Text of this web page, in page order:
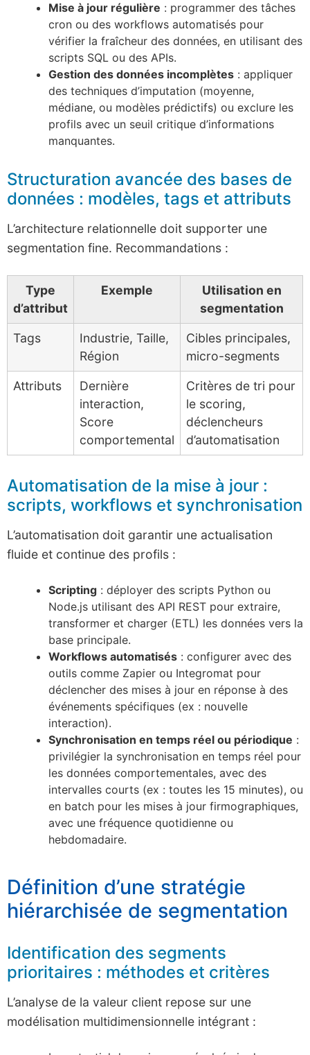
Mise à jour régulière : programmer des tâches
cron ou des workflows automatisés pour
vérifier la fraîcheur des données, en utilisant des
scripts SQL ou des APIs.
Gestion des données incomplètes : appliquer
des techniques d’imputation (moyenne,
médiane, ou modèles prédictifs) ou exclure les
profils avec un seuil critique d’informations
manquantes.
Structuration avancée des bases de
données : modèles, tags et attributs
L’architecture relationnelle doit supporter une
segmentation fine. Recommandations :
Type
d’attribut
Exemple
Utilisation en
segmentation
Tags
Industrie, Taille,
Région
Cibles principales,
micro-segments
Attributs
Dernière
interaction,
Score
comportemental
Critères de tri pour
le scoring,
déclencheurs
d’automatisation
Automatisation de la mise à jour :
scripts, workflows et synchronisation
L’automatisation doit garantir une actualisation
fluide et continue des profils :
Scripting : déployer des scripts Python ou
Node.js utilisant des API REST pour extraire,
transformer et charger (ETL) les données vers la
base principale.
Workflows automatisés : configurer avec des
outils comme Zapier ou Integromat pour
déclencher des mises à jour en réponse à des
événements spécifiques (ex : nouvelle
interaction).
Synchronisation en temps réel ou périodique :
privilégier la synchronisation en temps réel pour
les données comportementales, avec des
intervalles courts (ex : toutes les 15 minutes), ou
en batch pour les mises à jour firmographiques,
avec une fréquence quotidienne ou
hebdomadaire.
Définition d’une stratégie
hiérarchisée de segmentation
Identification des segments
prioritaires : méthodes et critères
L’analyse de la valeur client repose sur une
modélisation multidimensionnelle intégrant :